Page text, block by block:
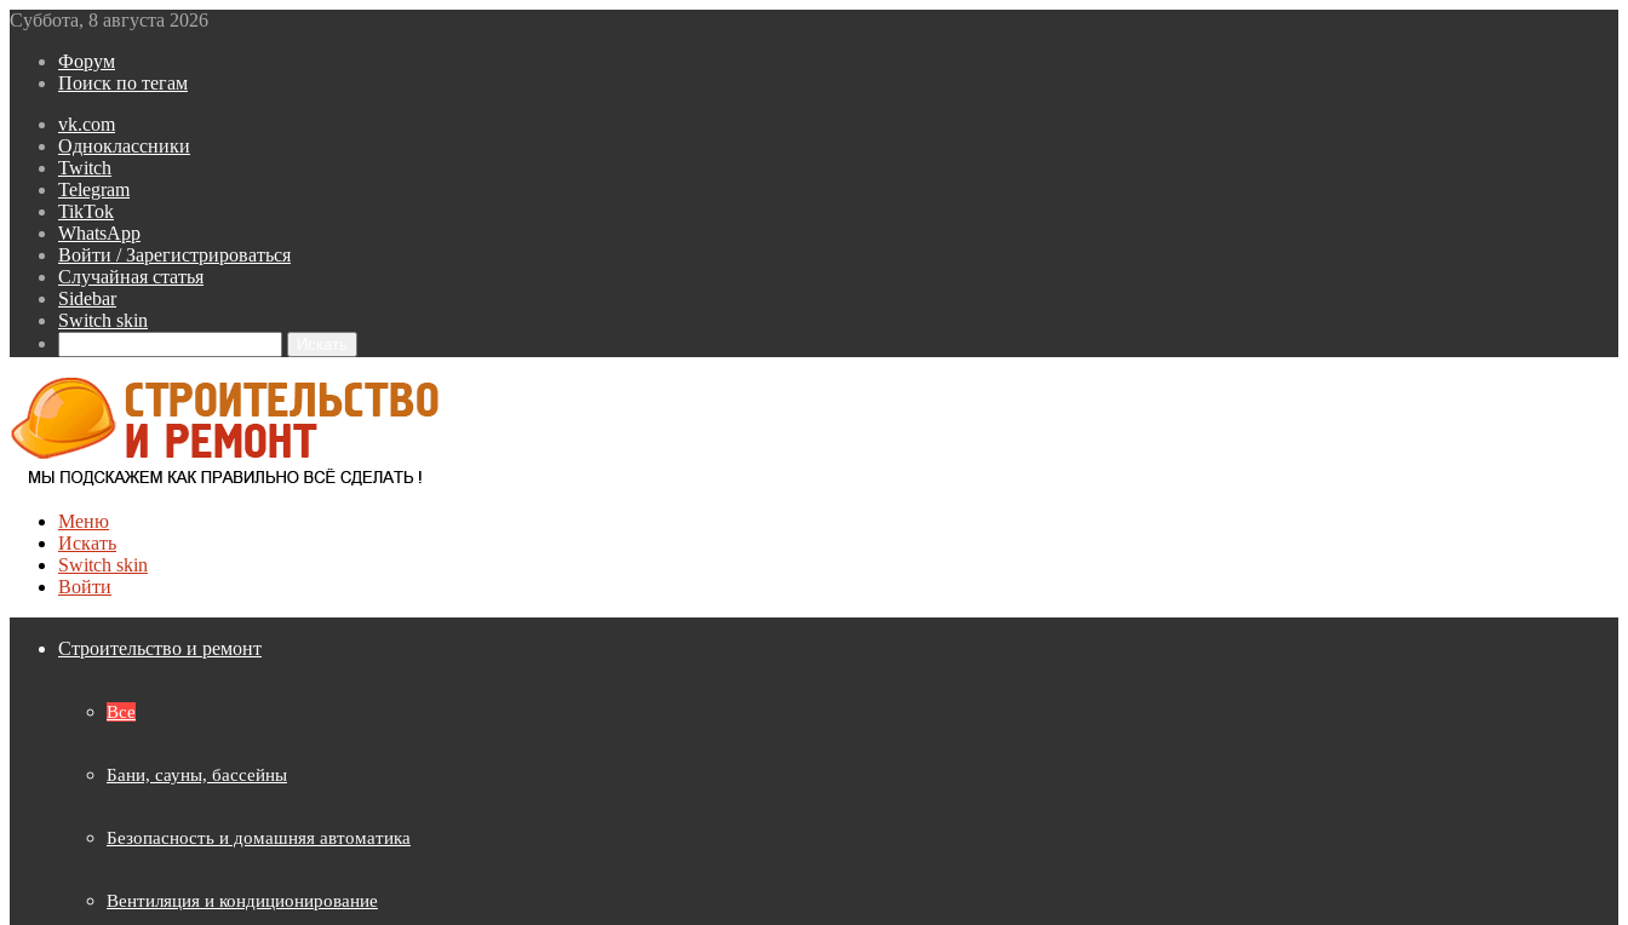
Суббота, 8 августа 2026
Форум
Поиск по тегам
vk.com
Одноклассники
Twitch
Telegram
TikTok
WhatsApp
Войти / Зарегистрироваться
Случайная статья
Sidebar
Switch skin
Меню
Искать
Switch skin
Войти
Строительство и ремонт
Все
Бани, сауны, бассейны
Безопасность и домашняя автоматика
Вентиляция и кондиционирование